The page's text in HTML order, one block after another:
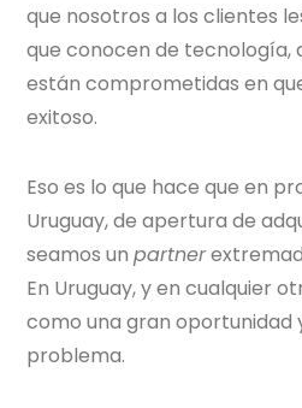
que nosotros a los clientes
que conocen de tecnología,
están comprometidas en
exitoso.
Eso es lo que hace que en
Uruguay, de apertura de
seamos unpartner
En Uruguay, y en cualquier
como una gran oportunidad
problema.